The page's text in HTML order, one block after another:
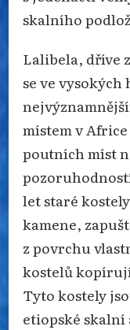
skalního
Lalibela, dříve
se ve
místem v
poutních míst
let staré
kamene,
z povrchu
kostelů
Tyto kostely
etiopské